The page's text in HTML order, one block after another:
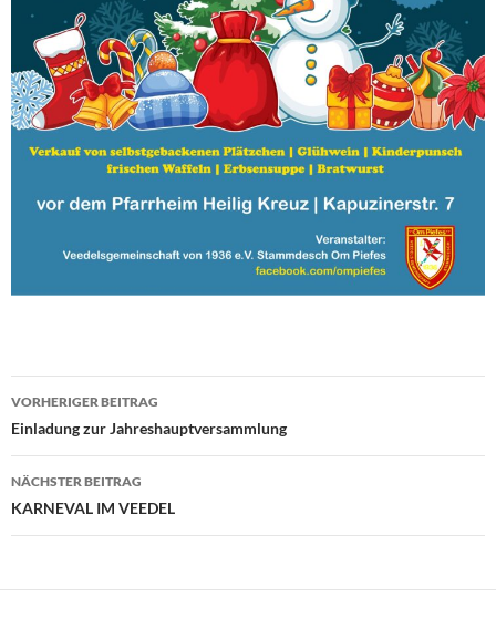
Beitragsnavigation
VORHERIGER BEITRAG
Einladung zur Jahreshauptversammlung
NÄCHSTER BEITRAG
KARNEVAL IM VEEDEL